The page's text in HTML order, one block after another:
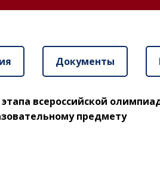
Документы
всероссийской
предмету